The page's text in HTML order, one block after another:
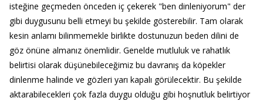
isteğine geçmeden önceden iç çekerek "ben dinleniyorum" der
gibi duygusunu belli etmeyi bu şekilde gösterebilir. Tam olarak
kesin anlamı bilinmemekle birlikte dostunuzun beden dilini de
göz önüne almanız önemlidir. Genelde mutluluk ve rahatlık
belirtisi olarak düşünebileceğimiz bu davranış da köpekler
dinlenme halinde ve gözleri yarı kapalı görülecektir. Bu şekilde
aktarabilecekleri çok fazla duygu olduğu gibi hoşnutluk belirtiyor